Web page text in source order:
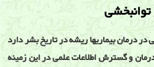
در درمان بيماريها ريشه در تاريخ بشر دارد
و گسترش اطلاعات علمی در اين زمينه